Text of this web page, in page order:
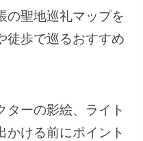
の聖地巡礼マップを
徒歩で巡るおすすめ
ターの影絵、ライト
かける前にポイント